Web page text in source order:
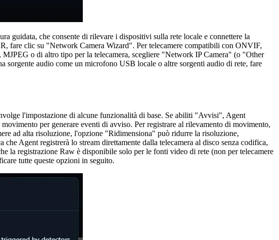
guidata, che consente di rilevare i dispositivi sulla rete locale e connettere la
fare clic su "Network Camera Wizard". Per telecamere compatibili con ONVIF,
o di altro tipo per la telecamera, scegliere "Network IP Camera" (o "Other
sorgente audio come un microfono USB locale o altre sorgenti audio di rete, fare
l'impostazione di alcune funzionalità di base. Se abiliti "Avvisi", Agent
per generare eventi di avviso. Per registrare al rilevamento di movimento,
ad alta risoluzione, l'opzione "Ridimensiona" può ridurre la risoluzione,
Agent registrerà lo stream direttamente dalla telecamera al disco senza codifica,
la registrazione Raw è disponibile solo per le fonti video di rete (non per telecamere
tutte queste opzioni in seguito.